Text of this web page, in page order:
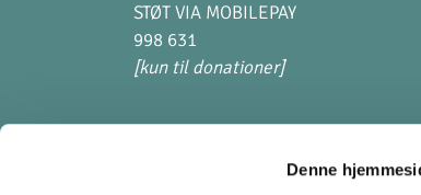
Denne
STØT VIA MOBILEPAY
998 631
[kun til donationer]